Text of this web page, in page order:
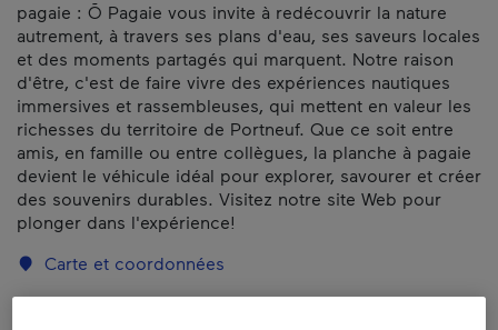
pagaie : Õ Pagaie vous invite à redécouvrir la nature
autrement, à travers ses plans d'eau, ses saveurs locales
et des moments partagés qui marquent. Notre raison
d'être, c'est de faire vivre des expériences nautiques
immersives et rassembleuses, qui mettent en valeur les
richesses du territoire de Portneuf. Que ce soit entre
amis, en famille ou entre collègues, la planche à pagaie
devient le véhicule idéal pour explorer, savourer et créer
des souvenirs durables. Visitez notre site Web pour
plonger dans l'expérience!
Carte et coordonnées